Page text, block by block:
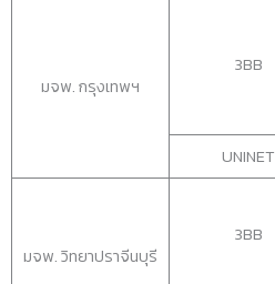
มจพ. กรุงเทพฯ
3BB
UNINET
มจพ. วิทยาปราจีนบุรี
3BB